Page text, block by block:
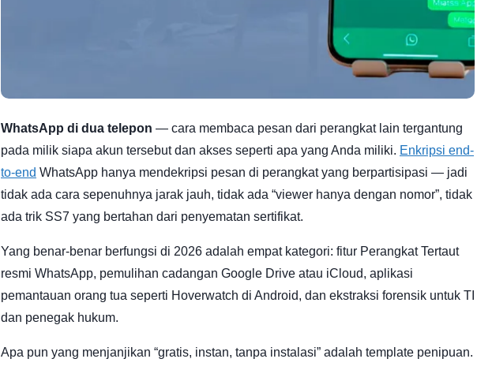
WhatsApp di dua telepon — cara membaca pesan dari perangkat lain tergantung
pada milik siapa akun tersebut dan akses seperti apa yang Anda miliki. Enkripsi end-
to-end WhatsApp hanya mendekripsi pesan di perangkat yang berpartisipasi — jadi
tidak ada cara sepenuhnya jarak jauh, tidak ada “viewer hanya dengan nomor”, tidak
ada trik SS7 yang bertahan dari penyematan sertifikat.
Yang benar-benar berfungsi di 2026 adalah empat kategori: fitur Perangkat Tertaut
resmi WhatsApp, pemulihan cadangan Google Drive atau iCloud, aplikasi
pemantauan orang tua seperti Hoverwatch di Android, dan ekstraksi forensik untuk TI
dan penegak hukum.
Apa pun yang menjanjikan “gratis, instan, tanpa instalasi” adalah template penipuan.